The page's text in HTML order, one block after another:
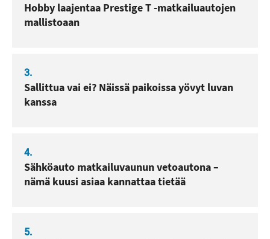
Hobby laajentaa Prestige T -matkailuautojen
mallistoaan
3.
Sallittua vai ei? Näissä paikoissa yövyt luvan
kanssa
4.
Sähköauto matkailuvaunun vetoautona –
nämä kuusi asiaa kannattaa tietää
5.